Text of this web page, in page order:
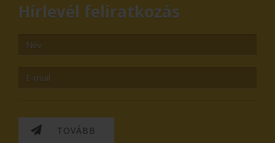
Hírlevél feliratkozás
TOVÁBB